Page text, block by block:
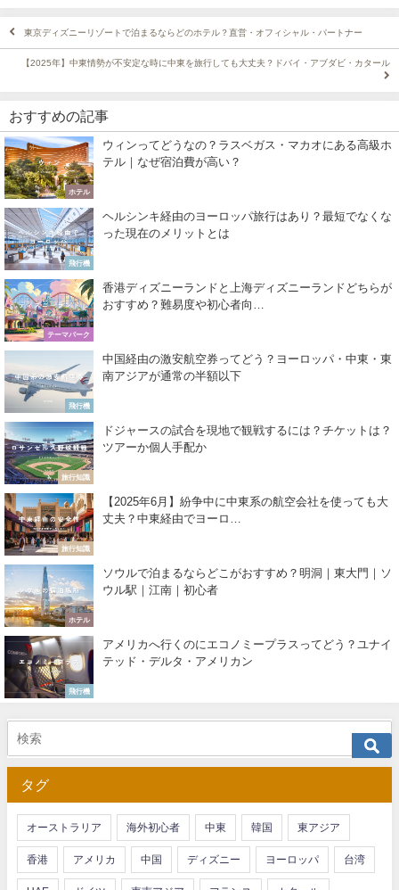
東京ディズニーリゾートで泊まるならどのホテル？直営・オフィシャル・パートナー
【2025年】中東情勢が不安定な時に中東を旅行しても大丈夫？ドバイ・アブダビ・カタール
おすすめの記事
ホテル
ウィンってどうなの？ラスベガス・マカオにある高級ホ
テル｜なぜ宿泊費が高い？
飛行機
ヘルシンキ経由のヨーロッパ旅行はあり？最短でなくな
った現在のメリットとは
テーマパーク
香港ディズニーランドと上海ディズニーランドどちらが
おすすめ？難易度や初心者向…
飛行機
中国経由の激安航空券ってどう？ヨーロッパ・中東・東
南アジアが通常の半額以下
旅行知識
ドジャースの試合を現地で観戦するには？チケットは？
ツアーか個人手配か
旅行知識
【2025年6月】紛争中に中東系の航空会社を使っても大
丈夫？中東経由でヨーロ…
ホテル
ソウルで泊まるならどこがおすすめ？明洞｜東大門｜ソ
ウル駅｜江南｜初心者
飛行機
アメリカへ行くのにエコノミープラスってどう？ユナイ
テッド・デルタ・アメリカン
タグ
オーストラリア 海外初心者 中東 韓国 東アジア
香港 アメリカ 中国 ディズニー ヨーロッパ 台湾